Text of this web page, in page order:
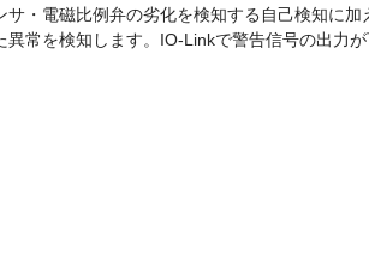
サ・電磁比例弁の劣化を検知する自己検知に加
異常を検知します。IO-Linkで警告信号の出力が